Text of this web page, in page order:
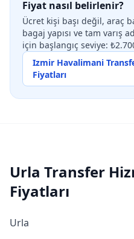
Fiyat nasıl belirlenir?
Ücret kişi başı değil, araç
bagaj yapısı ve tam varış
için başlangıç seviye:
Izmir Havalimani
Fiyatları
Urla Transfer
Fiyatları
Urla